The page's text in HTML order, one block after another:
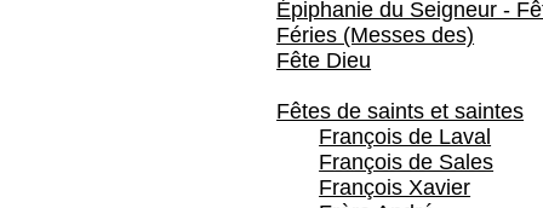
Épiphanie du Seigneur -
Féries (Messes des)
Fête Dieu
Fêtes de saints et saintes
François de Laval
François de Sales
François Xavier